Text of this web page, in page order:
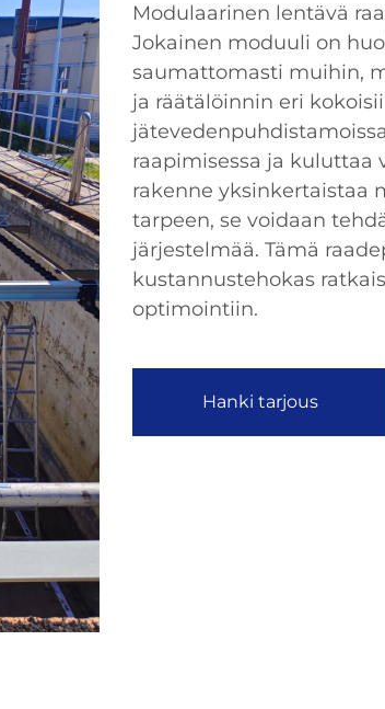
Modulaarinen lentävä
Jokainen moduuli on
saumattomasti muihin,
ja räätälöinnin eri
raapimisessa ja kuluttaa
rakenne yksinkertaistaa
tarpeen, se voidaan
järjestelmää. Tämä
kustannustehokas
optimointiin.
Hanki tarjous